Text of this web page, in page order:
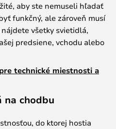
aby ste nemuseli hľadať
funkčný, ale zároveň musí
všetky svietidlá,
predsiene, vchodu alebo
technické miestnosti a
na chodbu
do ktorej hostia